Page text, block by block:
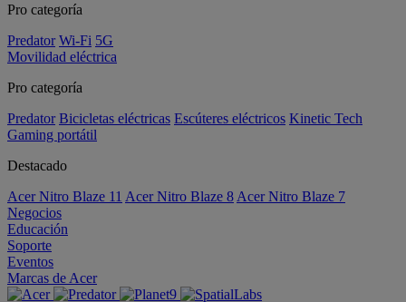
Pro categoría
Predator Wi-Fi 5G
Movilidad eléctrica
Pro categoría
Predator Bicicletas eléctricas Escúteres eléctricos Kinetic Tech
Gaming portátil
Destacado
Acer Nitro Blaze 11 Acer Nitro Blaze 8 Acer Nitro Blaze 7
Negocios
Educación
Soporte
Eventos
Marcas de Acer